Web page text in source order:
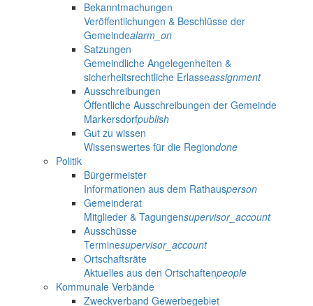
Bekanntmachungen
Veröffentlichungen & Beschlüsse der
Gemeindealarm_on
Satzungen
Gemeindliche Angelegenheiten &
sicherheitsrechtliche Erlasseassignment
Ausschreibungen
Öffentliche Ausschreibungen der Gemeinde
Markersdorfpublish
Gut zu wissen
Wissenswertes für die Regiondone
Politik
Bürgermeister
Informationen aus dem Rathausperson
Gemeinderat
Mitglieder & Tagungensupervisor_account
Ausschüsse
Terminesupervisor_account
Ortschaftsräte
Aktuelles aus den Ortschaftenpeople
Kommunale Verbände
Zweckverband Gewerbegebiet